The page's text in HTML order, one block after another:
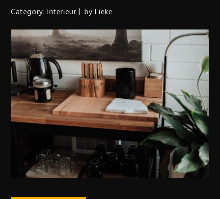
Category:Interieur byLieke